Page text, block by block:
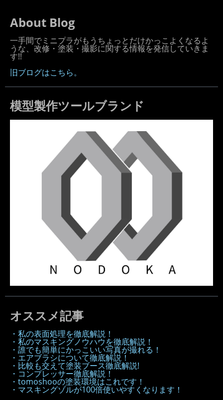
About Blog
一手間でミニプラがもうちょっとだけかっこよくなるよ
うな、改修・塗装・撮影に関する情報を発信していきま
す!!
旧ブログはこちら。
模型製作ツールブランド
オススメ記事
・私の表面処理を徹底解説！
・私のマスキングノウハウを徹底解説！
・誰でも簡単にかっこいい写真が撮れる！
・エアブラシについて徹底解説！
・比較も交えて塗装ブース徹底解説!
・コンプレッサー徹底解説！
・tomoshooの塗装環境はこれです！
・マスキングゾルが100倍使いやすくなります！